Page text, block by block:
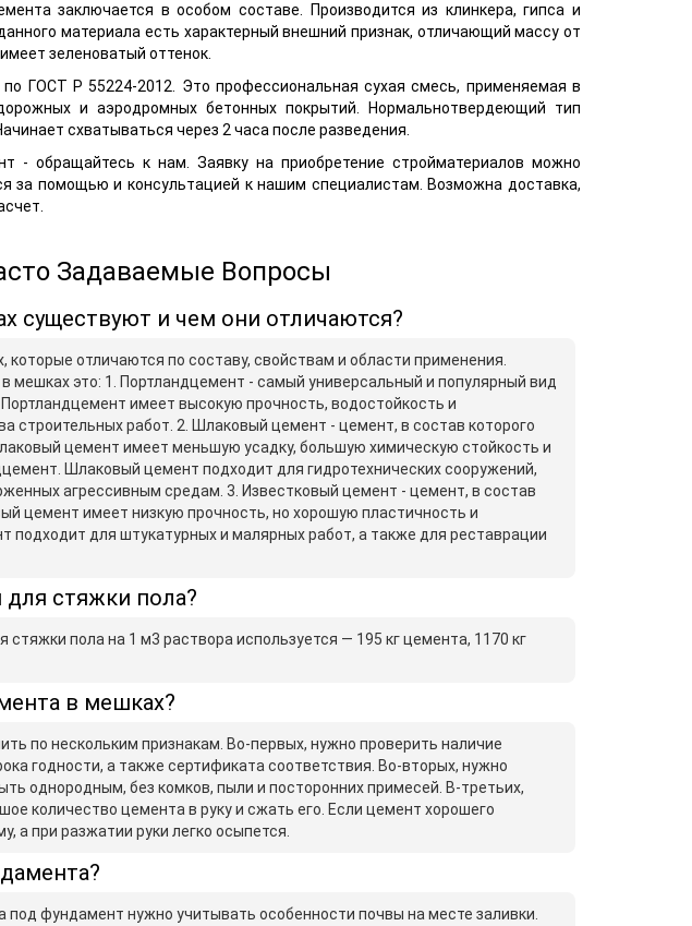
заключается в особом составе. Производится из клинкера, гипса и
материала есть характерный внешний признак, отличающий массу от
зеленоватый оттенок.
по ГОСТ Р 55224-2012. Это профессиональная сухая смесь, применяемая в
и аэродромных бетонных покрытий. Нормальнотвердеющий тип
схватываться через 2 часа после разведения.
- обращайтесь к нам. Заявку на приобретение стройматериалов можно
за помощью и консультацией к нашим специалистам. Возможна доставка,
Задаваемые Вопросы
существуют и чем они отличаются?
отличаются по составу, свойствам и области применения.
мешках это: 1. Портландцемент - самый универсальный и популярный вид
имеет высокую прочность, водостойкость и
строительных работ. 2. Шлаковый цемент - цемент, в состав которого
цемент имеет меньшую усадку, большую химическую стойкость и
Шлаковый цемент подходит для гидротехнических сооружений,
агрессивным средам. 3. Известковый цемент - цемент, в состав
цемент имеет низкую прочность, но хорошую пластичность и
подходит для штукатурных и малярных работ, а также для реставрации
стяжки пола?
пола на 1 м3 раствора используется — 195 кг цемента, 1170 кг
в мешках?
по нескольким признакам. Во-первых, нужно проверить наличие
годности, а также сертификата соответствия. Во-вторых, нужно
однородным, без комков, пыли и посторонних примесей. В-третьих,
количество цемента в руку и сжать его. Если цемент хорошего
а при разжатии руки легко осыпется.
фундамент нужно учитывать особенности почвы на месте заливки.